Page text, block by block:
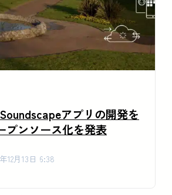
アプリの開発を
プンソース化を発表
12月13日 6:38